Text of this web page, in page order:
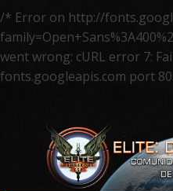
/* Error on http://
went wrong: cURL error 7:
fonts.googleapis.com port